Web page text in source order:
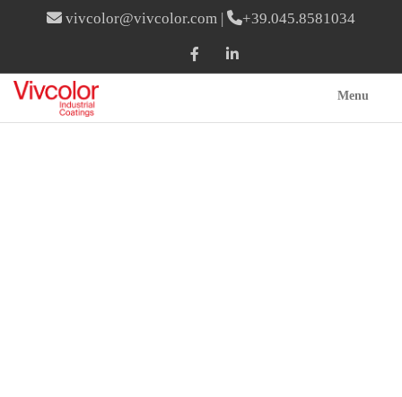
vivcolor@vivcolor.com | +39.045.8581034
Menu